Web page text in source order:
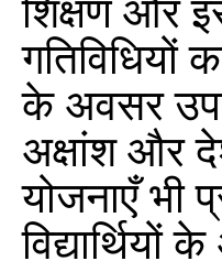
गतिविधियों
के अवसर
अक्षांश और
योजनाएँ भी